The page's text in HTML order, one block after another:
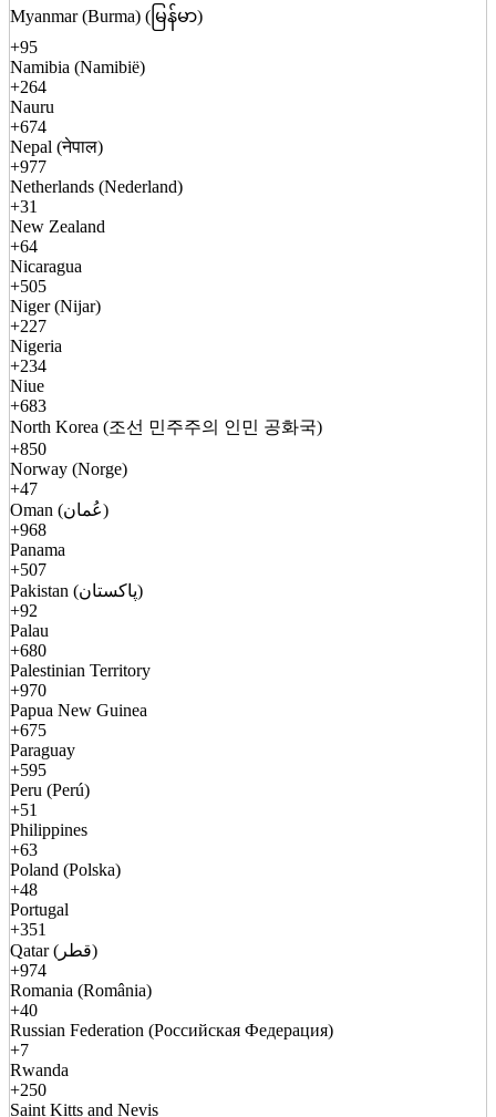
Myanmar (Burma) (မြန်မာ)
+95
Namibia (Namibië)
+264
Nauru
+674
Nepal (नेपाल)
+977
Netherlands (Nederland)
+31
New Zealand
+64
Nicaragua
+505
Niger (Nijar)
+227
Nigeria
+234
Niue
+683
North Korea (조선 민주주의 인민 공화국)
+850
Norway (Norge)
+47
Oman (عُمان)
+968
Panama
+507
Pakistan (پاکستان)
+92
Palau
+680
Palestinian Territory
+970
Papua New Guinea
+675
Paraguay
+595
Peru (Perú)
+51
Philippines
+63
Poland (Polska)
+48
Portugal
+351
Qatar (قطر)
+974
Romania (România)
+40
Russian Federation (Российская Федерация)
+7
Rwanda
+250
Saint Kitts and Nevis